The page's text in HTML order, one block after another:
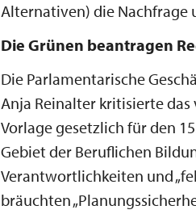
Alternativen) die Nachfrage
Die Grünen beantragen
Die Parlamentarische
Anja Reinalter kritisierte das
Vorlage gesetzlich für den
Gebiet der Beruflichen
Verantwortlichkeiten und
bräuchten